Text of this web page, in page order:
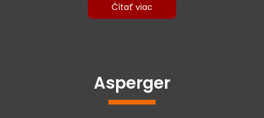
Čítať viac
Asperger